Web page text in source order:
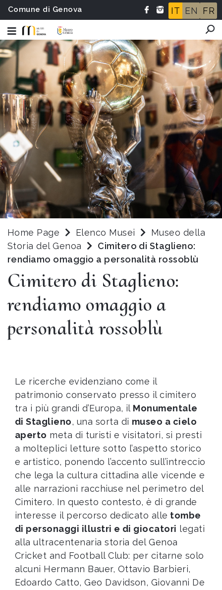
Comune di Genova IT EN FR
Home Page Elenco Musei
Museo della
Storia del Genoa
Cimitero di Staglieno:
rendiamo omaggio a personalità rossoblù
Cimitero di Staglieno:
rendiamo omaggio a
personalità rossoblù
Le ricerche evidenziano come il
patrimonio conservato presso il cimitero
tra i più grandi d’Europa, il Monumentale
di Staglieno, una sorta di museo a cielo
aperto meta di turisti e visitatori, si presti
a molteplici letture sotto l’aspetto storico
e artistico, ponendo l’accento sull’intreccio
che lega la cultura cittadina alle vicende e
alle narrazioni racchiuse nel perimetro del
Cimitero. In questo contesto, è di grande
interesse il percorso dedicato alle tombe
di personaggi illustri e di giocatori legati
alla ultracentenaria storia del Genoa
Cricket and Football Club: per citarne solo
alcuni Hermann Bauer, Ottavio Barbieri,
Edoardo Catto, Geo Davidson, Giovanni De